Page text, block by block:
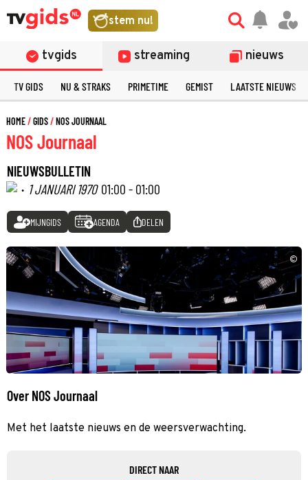
stem nu!
tvgids streaming nieuws
TV GIDS NU & STRAKS PRIMETIME GEMIST LAATSTE NIEUWS
HOME GIDS NOS JOURNAAL
NOS Journaal
NIEUWSBULLETIN
· 1 JANUARI 1970 01:00 - 01:00
MIJNGIDS AGENDA DELEN
©
Over NOS Journaal
Met het laatste nieuws en de weersverwachting.
DIRECT NAAR